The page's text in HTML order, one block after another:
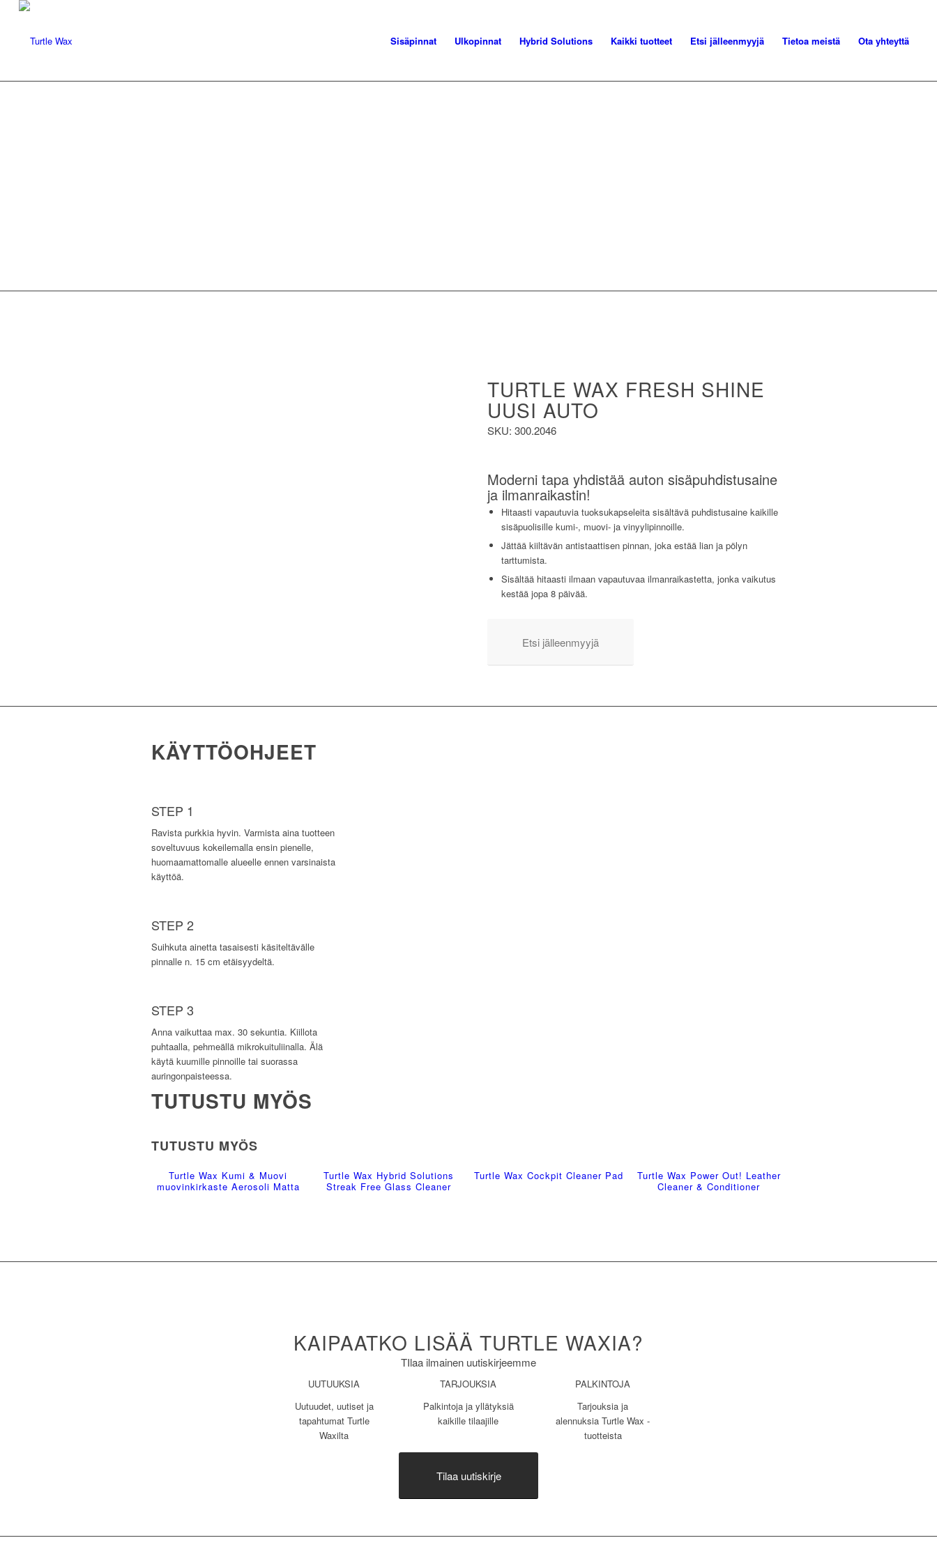
Sisäpinnat Ulkopinnat Hybrid Solutions Kaikki tuotteet Etsi jälleenmyyjä Tietoa meistä Ota yhteyttä
TURTLE WAX FRESH SHINE
UUSI AUTO
SKU: 300.2046
Moderni tapa yhdistää auton sisäpuhdistusaine
ja ilmanraikastin!
Hitaasti vapautuvia tuoksukapseleita sisältävä puhdistusaine kaikille
sisäpuolisille kumi-, muovi- ja vinyylipinnoille.
Jättää kiiltävän antistaattisen pinnan, joka estää lian ja pölyn
tarttumista.
Sisältää hitaasti ilmaan vapautuvaa ilmanraikastetta, jonka vaikutus
kestää jopa 8 päivää.
Etsi jälleenmyyjä
KÄYTTÖOHJEET
STEP 1
Ravista purkkia hyvin. Varmista aina tuotteen
soveltuvuus kokeilemalla ensin pienelle,
huomaamattomalle alueelle ennen varsinaista
käyttöä.
STEP 2
Suihkuta ainetta tasaisesti käsiteltävälle
pinnalle n. 15 cm etäisyydeltä.
STEP 3
Anna vaikuttaa max. 30 sekuntia. Kiillota
puhtaalla, pehmeällä mikrokuituliinalla. Älä
käytä kuumille pinnoille tai suorassa
auringonpaisteessa.
TUTUSTU MYÖS
TUTUSTU MYÖS
Turtle Wax Kumi & Muovi
muovinkirkaste Aerosoli Matta
Turtle Wax Hybrid Solutions
Streak Free Glass Cleaner
Turtle Wax Cockpit Cleaner Pad
Turtle Wax Power Out! Leather
Cleaner & Conditioner
KAIPAATKO LISÄÄ TURTLE WAXIA?
TIlaa ilmainen uutiskirjeemme
UUTUUKSIA
Uutuudet, uutiset ja
tapahtumat Turtle
Waxilta
TARJOUKSIA
Palkintoja ja yllätyksiä
kaikille tilaajille
PALKINTOJA
Tarjouksia ja
alennuksia Turtle Wax -
tuotteista
Tilaa uutiskirje